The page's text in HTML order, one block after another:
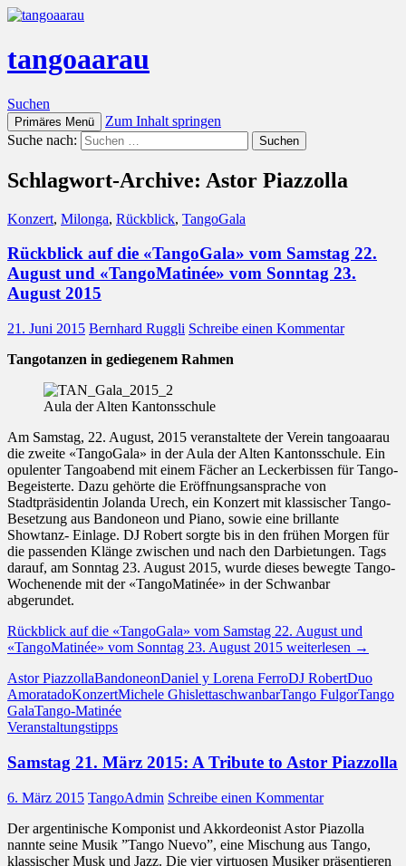
tangoaarau
Suchen
Primäres Menü
Zum Inhalt springen
Suche nach:
Schlagwort-Archive: Astor Piazzolla
Konzert, Milonga, Rückblick, TangoGala
Rückblick auf die «TangoGala» vom Samstag 22.
August und «TangoMatinée» vom Sonntag 23.
August 2015
21. Juni 2015 Bernhard Ruggli Schreibe einen Kommentar
Tangotanzen in gediegenem Rahmen
Aula der Alten Kantonsschule
Am Samstag, 22. August, 2015 veranstaltete der Verein tangoaarau
die zweite «TangoGala» in der Aula der Alten Kantonsschule. Ein
opulenter Tangoabend mit einem Fächer an Leckerbissen für Tango-
Begeisterte. Dazu gehörte die Eröffnungsansprache von
Stadtpräsidentin Jolanda Urech, ein Konzert mit klassischer Tango-
Besetzung aus Bandoneon und Piano, sowie eine brillante
Showtanz- Einlage. DJ Robert sorgte bis in den frühen Morgen für
die passenden Klänge zwischen und nach den Darbietungen. Tags
darauf, am Sonntag 23. August 2015, wurde dieses bewegte Tango-
Wochenende mit der «TangoMatinée» in der Schwanbar
abgerundet.
Rückblick auf die «TangoGala» vom Samstag 22. August und
«TangoMatinée» vom Sonntag 23. August 2015 weiterlesen →
Astor PiazzollaBandoneonDaniel y Lorena FerroDJ RobertDuo
AmoratadoKonzertMichele GhislettaschwanbarTango FulgorTango
GalaTango-Matinée
Veranstaltungstipps
Samstag 21. März 2015: A Tribute to Astor Piazzolla
6. März 2015 TangoAdmin Schreibe einen Kommentar
Der argentinische Komponist und Akkordeonist Astor Piazolla
nannte seine Musik ”Tango Nuevo”, eine Mischung aus Tango,
klassischer Musk und Jazz. Die vier virtuosen Musiker präsentieren